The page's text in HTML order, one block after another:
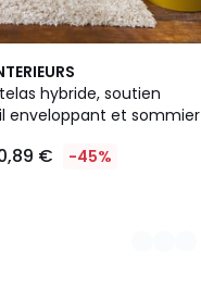
hybride, soutien
enveloppant et sommier
€ -45%